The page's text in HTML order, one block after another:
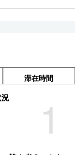
滞在時間
1